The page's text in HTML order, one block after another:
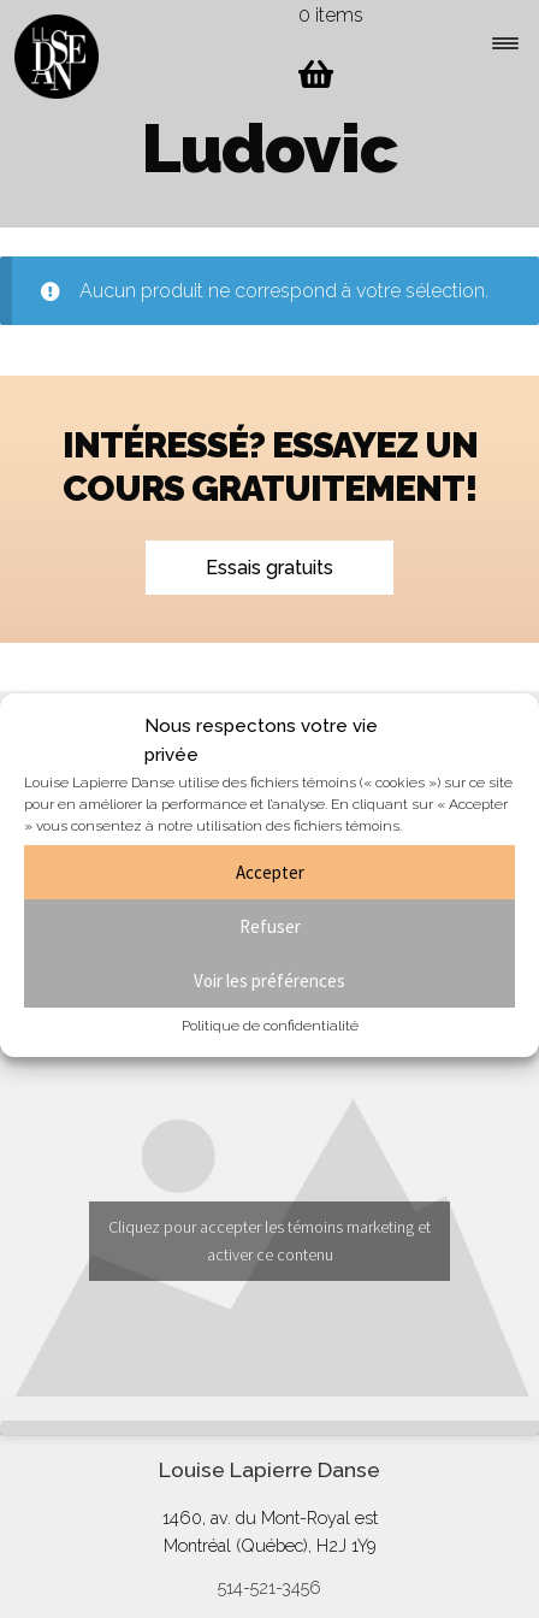
Nous respectons votre vie
privée
Louise Lapierre Danse utilise des fichiers témoins (« cookies ») sur ce site
pour en améliorer la performance et l’analyse. En cliquant sur « Accepter
» vous consentez à notre utilisation des fichiers témoins.
Accepter
Refuser
Voir les préférences
Politique de confidentialité
Skip
to
navigation
Skip
to
content
0 items
Ludovic
Aucun produit ne correspond à votre sélection.
INTÉRESSÉ? ESSAYEZ UN
COURS GRATUITEMENT!
Essais gratuits
Blogue & nouvelles
Équipe
Nous joindre
Section membres
Formulaire de résiliation de contrat
Je désire m'abonner à l'infolettre:
Cliquez pour accepter les témoins marketing et
activer ce contenu
Louise Lapierre Danse
1460, av. du Mont-Royal est
Montréal (Québec), H2J 1Y9
514-521-3456